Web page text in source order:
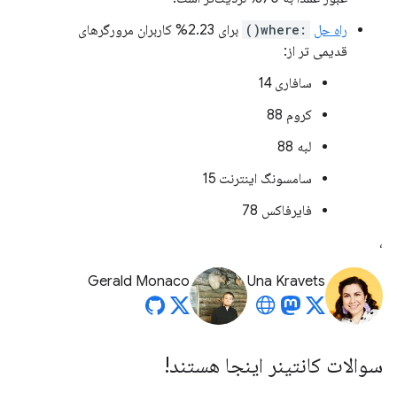
راه حل
:where()
برای 2.23% کاربران مرورگرهای
قدیمی تر از:
سافاری 14
کروم 88
لبه 88
سامسونگ اینترنت 15
فایرفاکس 78
،
Una Kravets
Gerald Monaco
سوالات کانتینر اینجا هستند!